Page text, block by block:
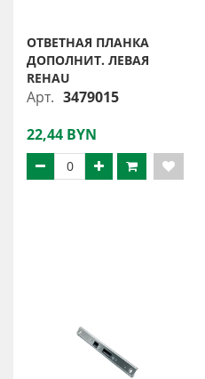
ОТВЕТНАЯ ПЛАНКА
ДОПОЛНИТ. ЛЕВАЯ
REHAU
Арт. 3479015
22,44 BYN